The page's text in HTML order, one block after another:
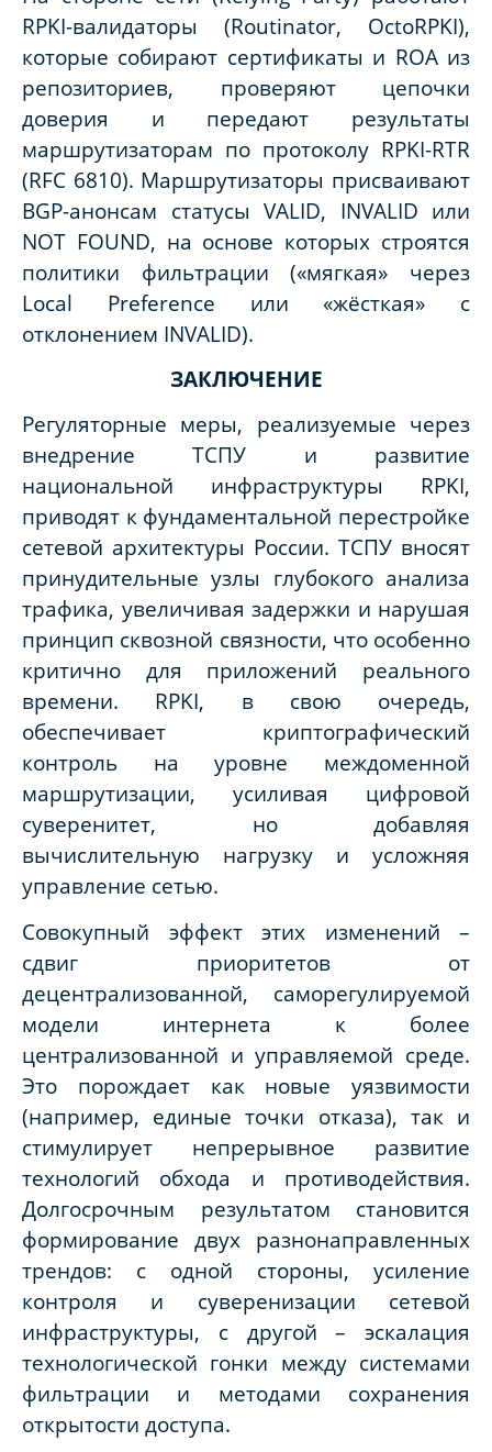
RPKI-валидаторы (Routinator, OctoRPKI),
которые собирают сертификаты и ROA из
репозиториев, проверяют цепочки
доверия и передают результаты
маршрутизаторам по протоколу RPKI-RTR
(RFC 6810). Маршрутизаторы присваивают
BGP-анонсам статусы VALID, INVALID или
NOT FOUND, на основе которых строятся
политики фильтрации («мягкая» через
Local Preference или «жёсткая» с
отклонением INVALID).
ЗАКЛЮЧЕНИЕ
Регуляторные меры, реализуемые через
внедрение ТСПУ и развитие
национальной инфраструктуры RPKI,
приводят к фундаментальной перестройке
сетевой архитектуры России. ТСПУ вносят
принудительные узлы глубокого анализа
трафика, увеличивая задержки и нарушая
принцип сквозной связности, что особенно
критично для приложений реального
времени. RPKI, в свою очередь,
обеспечивает криптографический
контроль на уровне междоменной
маршрутизации, усиливая цифровой
суверенитет, но добавляя
вычислительную нагрузку и усложняя
управление сетью.
Совокупный эффект этих изменений –
сдвиг приоритетов от
децентрализованной, саморегулируемой
модели интернета к более
централизованной и управляемой среде.
Это порождает как новые уязвимости
(например, единые точки отказа), так и
стимулирует непрерывное развитие
технологий обхода и противодействия.
Долгосрочным результатом становится
формирование двух разнонаправленных
трендов: с одной стороны, усиление
контроля и суверенизации сетевой
инфраструктуры, с другой – эскалация
технологической гонки между системами
фильтрации и методами сохранения
открытости доступа.